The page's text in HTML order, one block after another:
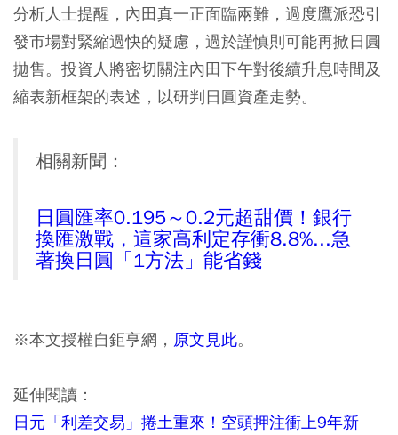
分析人士提醒，內田真一正面臨兩難，過度鷹派恐引
發市場對緊縮過快的疑慮，過於謹慎則可能再掀日圓
拋售。投資人將密切關注內田下午對後續升息時間及
縮表新框架的表述，以研判日圓資產走勢。
相關新聞：
日圓匯率0.195～0.2元超甜價！銀行
換匯激戰，這家高利定存衝8.8%...急
著換日圓「1方法」能省錢
※本文授權自鉅亨網， 原文見此。
延伸閱讀：
日元「利差交易」捲土重來！空頭押注衝上9年新